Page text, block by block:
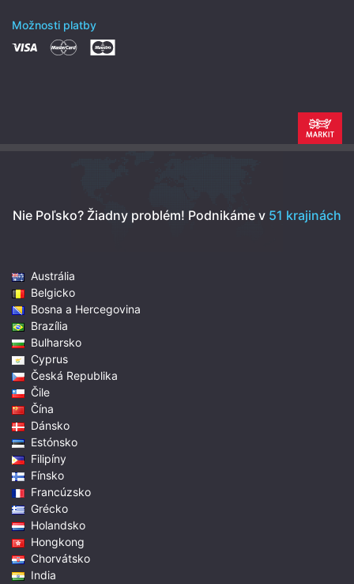
Možnosti platby
Nie Poľsko? Žiadny problém! Podnikáme v 51 krajinách
Austrália
Belgicko
Bosna a Hercegovina
Brazília
Bulharsko
Cyprus
Česká Republika
Čile
Čína
Dánsko
Estónsko
Filipíny
Fínsko
Francúzsko
Grécko
Holandsko
Hongkong
Chorvátsko
India